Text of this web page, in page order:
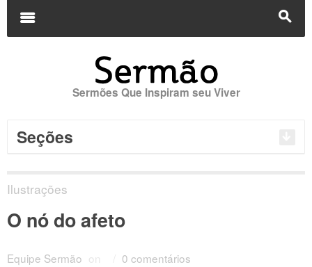
s
m
Sermões Que Inspiram seu Viver
Seções
Ilustrações
O nó do afeto
Equipe Sermão on 0 comentários